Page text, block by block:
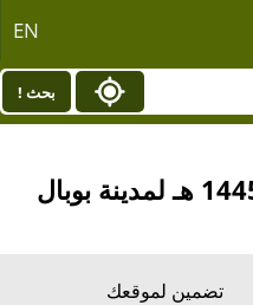
EN
بحث !
تضمين لموقعك